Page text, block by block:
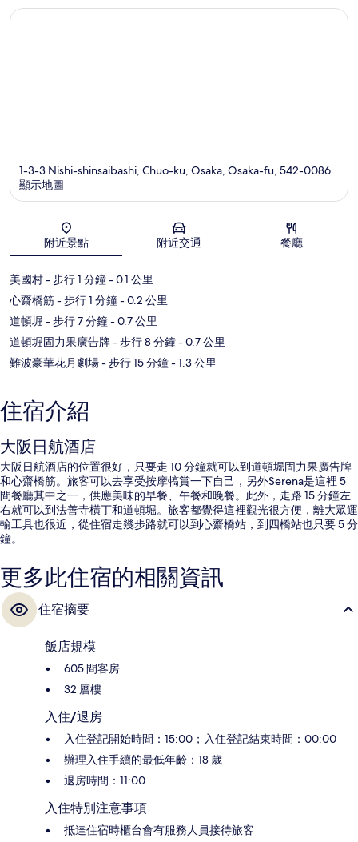
地圖
1-3-3 Nishi-shinsaibashi, Chuo-ku, Osaka, Osaka-fu, 542-0086
顯示地圖
附近景點 附近交通 餐廳
美國村- 步行 1 分鐘- 0.1 公里
心齋橋筋- 步行 1 分鐘- 0.2 公里
道頓堀 - 步行 7 分鐘- 0.7 公里
道頓堀固力果廣告牌- 步行 8 分鐘- 0.7 公里
難波豪華花月劇場- 步行 15 分鐘- 1.3 公里
住宿介紹
大阪日航酒店
大阪日航酒店的位置很好，只要走 10 分鐘就可以到道頓堀固力果廣告牌
和心齋橋筋。旅客可以去享受按摩犒賞一下自己，另外Serena是這裡 5
間餐廳其中之一，供應美味的早餐、午餐和晚餐。此外，走路 15 分鐘左
右就可以到法善寺橫丁和道頓堀。旅客都覺得這裡觀光很方便，離大眾運
輸工具也很近，從住宿走幾步路就可以到心齋橋站，到四橋站也只要 5 分
鐘。
更多此住宿的相關資訊
住宿摘要
飯店規模
605 間客房
32 層樓
入住/退房
入住登記開始時間：15:00；入住登記結束時間：00:00
辦理入住手續的最低年齡：18 歲
退房時間：11:00
入住特別注意事項
抵達住宿時櫃台會有服務人員接待旅客